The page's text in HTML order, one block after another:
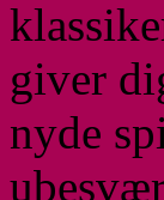
giver
nyde